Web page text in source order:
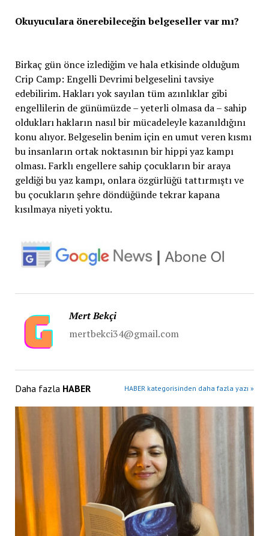
Okuyuculara önerebileceğin belgeseller var mı?
Birkaç gün önce izlediğim ve hala etkisinde olduğum
Crip Camp: Engelli Devrimi belgeselini tavsiye
edebilirim. Hakları yok sayılan tüm azınlıklar gibi
engellilerin de günümüzde – yeterli olmasa da – sahip
oldukları hakların nasıl bir mücadeleyle kazanıldığını
konu alıyor. Belgeselin benim için en umut veren kısmı
bu insanların ortak noktasının bir hippi yaz kampı
olması. Farklı engellere sahip çocukların bir araya
geldiği bu yaz kampı, onlara özgürlüğü tattırmıştı ve
bu çocukların şehre döndüğünde tekrar kapana
kısılmaya niyeti yoktu.
Mert Bekçi
mertbekci34@gmail.com
Daha fazla HABER HABER kategorisinden daha fazla yazı »